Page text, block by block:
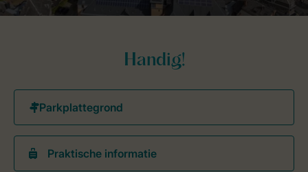
Handig!
Praktische informatie